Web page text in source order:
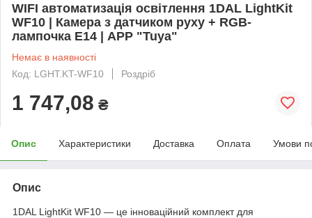
WIFI автоматизація освітлення 1DAL LightKit
WF10 | Камера з датчиком руху + RGB-
лампочка Е14 | APP "Tuya"
Немає в наявності
Код: LGHT.KT-WF10
Роздріб
1 747,08 ₴
Опис Характеристики Доставка Оплата Умови
Опис
1DAL LightKit WF10 — це інноваційний комплект для